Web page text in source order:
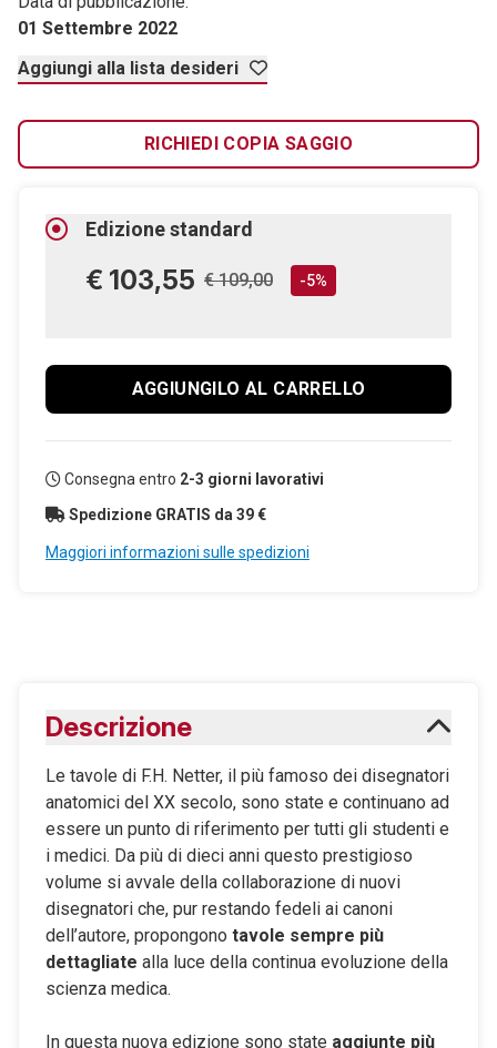
01 Settembre 2022
Aggiungi alla lista desideri
RICHIEDI COPIA SAGGIO
Edizione standard
€ 103,55 € 109,00 -5%
AGGIUNGILO AL CARRELLO
Consegna entro 2-3 giorni lavorativi
Spedizione GRATIS da 39 €
Maggiori informazioni sulle spedizioni
Descrizione
Le tavole di F.H. Netter, il più famoso dei disegnatori
anatomici del XX secolo, sono state e continuano ad
essere un punto di riferimento per tutti gli studenti e
i medici. Da più di dieci anni questo prestigioso
volume si avvale della collaborazione di nuovi
disegnatori che, pur restando fedeli ai canoni
dell’autore, propongono tavole sempre più
dettagliate alla luce della continua evoluzione della
scienza medica.
In questa nuova edizione sono state aggiunte più